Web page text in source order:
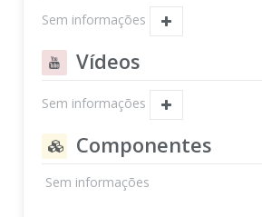
Sem informações
Vídeos
Sem informações
Componentes
Sem informações